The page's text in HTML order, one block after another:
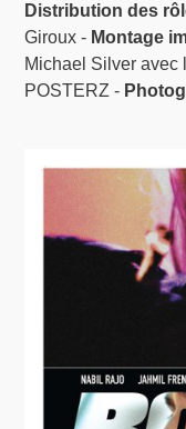
Distribution des
Giroux - Montage
Michael Silver avec
POSTERZ -